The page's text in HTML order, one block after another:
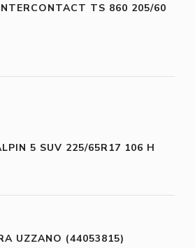
TS 860 205/60
5 SUV 225/65R17 106 H
UZZANO (44053815)